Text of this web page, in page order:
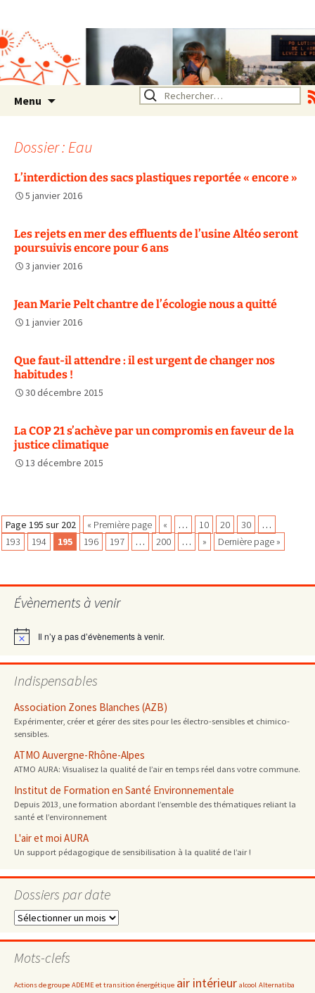
Rhône Alpes
Un environnement sain pour
la santé de tous
Menu Rechercher :
Dossier : Eau
L’interdiction des sacs plastiques reportée « encore »
5 janvier 2016
Les rejets en mer des effluents de l’usine Altéo seront
poursuivis encore pour 6 ans
3 janvier 2016
Jean Marie Pelt chantre de l’écologie nous a quitté
1 janvier 2016
Que faut-il attendre : il est urgent de changer nos
habitudes !
30 décembre 2015
La COP 21 s’achève par un compromis en faveur de la
justice climatique
13 décembre 2015
Navigation
des
articles
Page 195 sur 202 « Première page « … 10 20 30
…
193
194 195 196 197 … 200 … » Dernière page »
Évènements à venir
Notice Il n’y a pas d’évènements à venir.
Indispensables
Association Zones Blanches (AZB)
Expérimenter, créer et gérer des sites pour les électro-sensibles et chimico-
sensibles.
ATMO Auvergne-Rhône-Alpes
ATMO AURA: Visualisez la qualité de l’air en temps réel dans votre commune.
Institut de Formation en Santé Environnementale
Depuis 2013, une formation abordant l’ensemble des thématiques reliant la
santé et l’environnement
L'air et moi AURA
Un support pédagogique de sensibilisation à la qualité de l’air !
Dossiers par date
Dossiers
date
Mots-clefs
Actions de groupe ADEME et transition énergétique air intérieur alcool Alternatiba